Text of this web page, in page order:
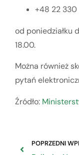
+48 22
od poniedziałku
18.00.
Można również
pytań
Źródło:
POPRZEDNI